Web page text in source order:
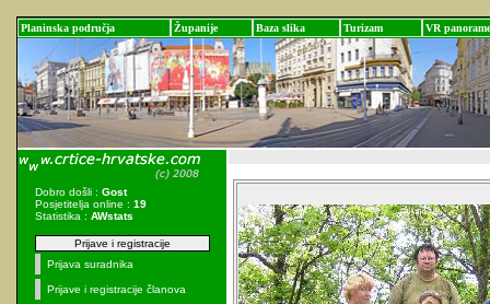
Planinska područja Županije Baza slika Turizam VR panorame
Dobro došli : Gost
Posjetitelja online : 19
Statistika : AWstats
Prijave i registracije
Prijava suradnika
Prijave i registracije članova